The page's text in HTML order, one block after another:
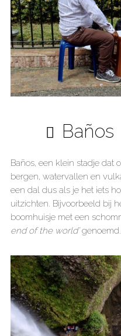
Baños
Baños, een klein stadje dat
bergen, watervallen en
een dal dus als je het iets
uitzichten. Bijvoorbeeld bij
boomhuisje met een
end of the world’genoemd.